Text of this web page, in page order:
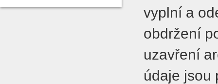
vyplní a
obdržení
uzavření
údaje jsou